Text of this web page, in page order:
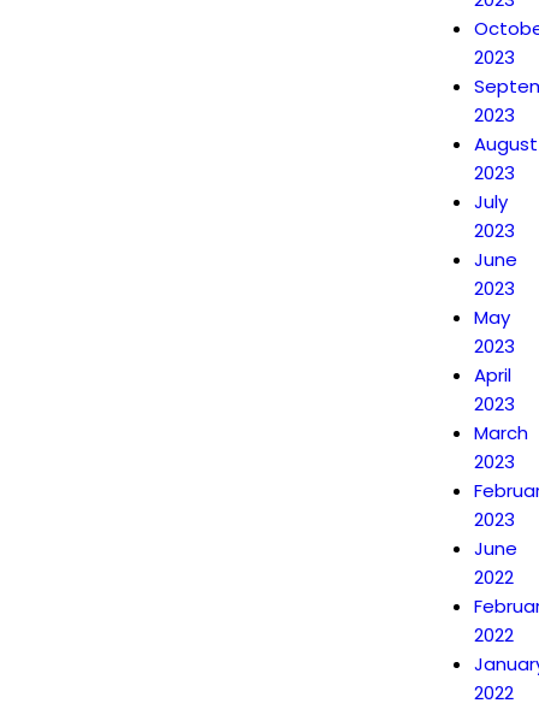
2023
2023
August
2023
July
2023
June
2023
May
2023
April
2023
March
2023
2023
June
2022
2022
2022